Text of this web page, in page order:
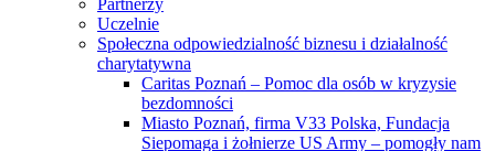
Partnerzy
Uczelnie
Społeczna odpowiedzialność biznesu i działalność
charytatywna
Caritas Poznań – Pomoc dla osób w kryzysie
bezdomności
Miasto Poznań, firma V33 Polska, Fundacja
Siepomaga i żołnierze US Army – pomogły nam